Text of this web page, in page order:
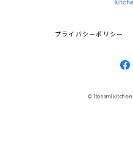
プライバシーポリシー
© itonami